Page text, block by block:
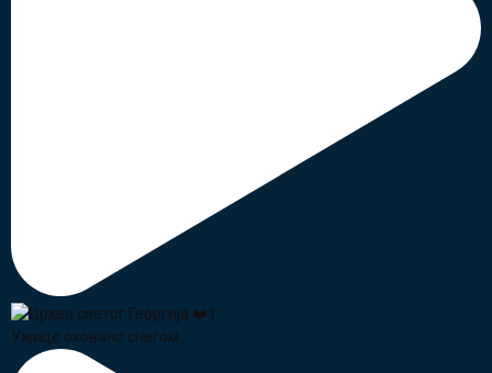
Ужице оковано снегом.